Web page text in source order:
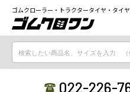
ゴムクローラー・トラクタータイヤ・タイ
022-226-